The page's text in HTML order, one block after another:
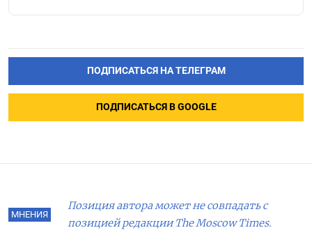
ПОДПИСАТЬСЯ НА ТЕЛЕГРАМ
ПОДПИСАТЬСЯ В GOOGLE
МНЕНИЯ
Позиция автора может не совпадать с
позицией редакции The Moscow Times.